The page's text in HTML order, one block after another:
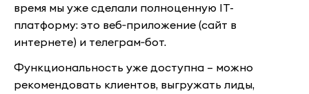
время мы уже сделали полноценную IT-
платформу: это веб‑приложение (сайт в
интернете) и телеграм‑бот.
Функциональность уже доступна – можно
рекомендовать клиентов, выгружать лиды,